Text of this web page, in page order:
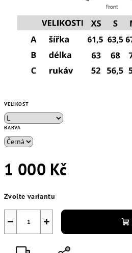
VELIKOST
BARVA
1 000 Kč
cena:
Zvolte variantu
+
−